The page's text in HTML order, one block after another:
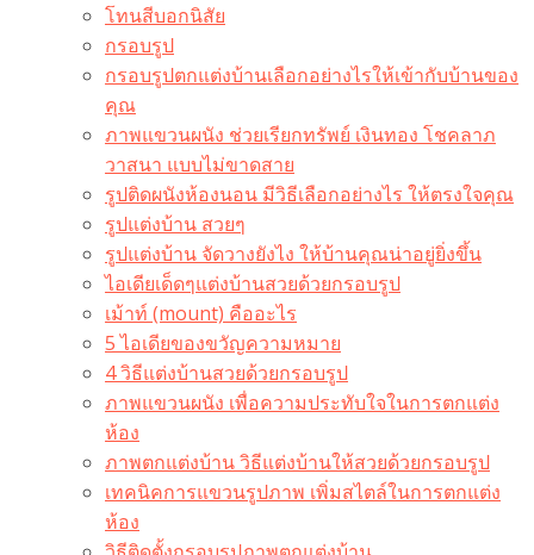
โทนสีบอกนิสัย
กรอบรูป
กรอบรูปตกแต่งบ้านเลือกอย่างไรให้เข้ากับบ้านของ
คุณ
ภาพแขวนผนัง ช่วยเรียกทรัพย์ เงินทอง โชคลาภ
วาสนา แบบไม่ขาดสาย
รูปติดผนังห้องนอน มีวิธีเลือกอย่างไร ให้ตรงใจคุณ
รูปแต่งบ้าน สวยๆ
รูปแต่งบ้าน จัดวางยังไง ให้บ้านคุณน่าอยู่ยิ่งขึ้น
ไอเดียเด็ดๆแต่งบ้านสวยด้วยกรอบรูป
เม้าท์ (mount) คืออะไร​
5 ไอเดียของขวัญความหมาย
4 วิธีแต่งบ้านสวยด้วยกรอบรูป
ภาพแขวนผนัง เพื่อความประทับใจในการตกแต่ง
ห้อง
ภาพตกแต่งบ้าน วิธีแต่งบ้านให้สวยด้วยกรอบรูป
เทคนิคการแขวนรูปภาพ เพิ่มสไตล์ในการตกแต่ง
ห้อง